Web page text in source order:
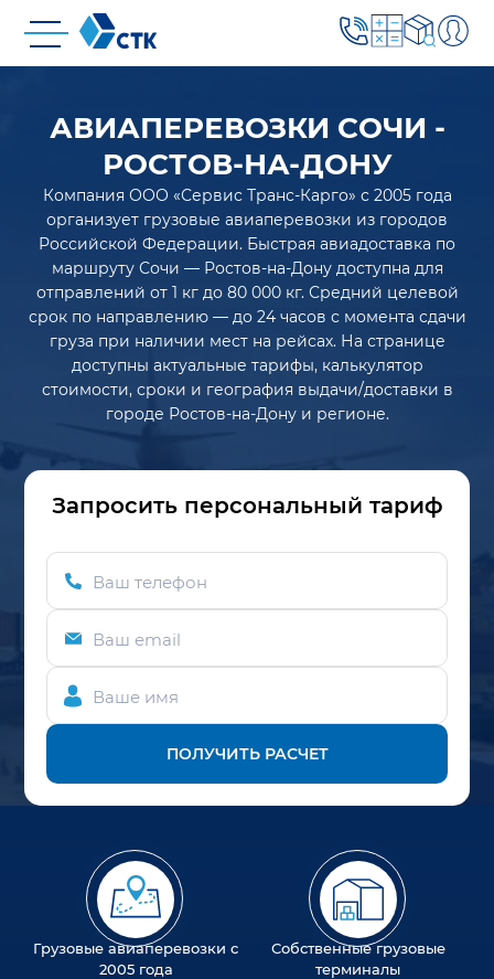
АВИАПЕРЕВОЗКИ СОЧИ -
РОСТОВ-НА-ДОНУ
Компания ООО «Сервис Транс-Карго» с 2005 года
организует грузовые авиаперевозки из городов
Российской Федерации. Быстрая авиадоставка по
маршруту Сочи — Ростов-на-Дону доступна для
отправлений от 1 кг до 80 000 кг. Средний целевой
срок по направлению — до 24 часов с момента сдачи
груза при наличии мест на рейсах. На странице
доступны актуальные тарифы, калькулятор
стоимости, сроки и география выдачи/доставки в
городе Ростов-на-Дону и регионе.
Запросить персональный тариф
Ваш телефон
Ваш email
Ваше имя
ПОЛУЧИТЬ РАСЧЕТ
Грузовые авиаперевозки с
2005 года
Собственные грузовые
терминалы